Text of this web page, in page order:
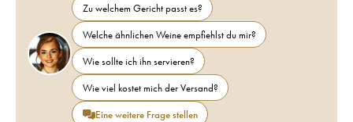
Zu welchem Gericht passt es?
Welche ähnlichen Weine empfiehlst du mir?
Wie sollte ich ihn servieren?
Wie viel kostet mich der Versand?
Eine weitere Frage stellen